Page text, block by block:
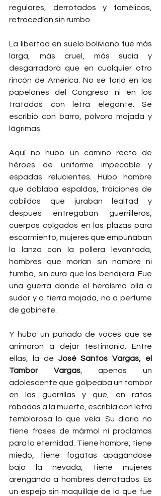
regulares, derrotados y famélicos,
retrocedían sin rumbo.
La libertad en suelo boliviano fue más
larga, más cruel, más sucia y
desgarradora que en cualquier otro
rincón de América. No se forjó en los
papelones del Congreso ni en los
tratados con letra elegante. Se
escribió con barro, pólvora mojada y
lágrimas.
Aquí no hubo un camino recto de
héroes de uniforme impecable y
espadas relucientes. Hubo hambre
que doblaba espaldas, traiciones de
cabildos que juraban lealtad y
después entregaban guerrilleros,
cuerpos colgados en las plazas para
escarmiento, mujeres que empuñaban
la lanza con la pollera levantada,
hombres que morían sin nombre ni
tumba, sin cura que los bendijera. Fue
una guerra donde el heroísmo olía a
sudor y a tierra mojada, no a perfume
de gabinete.
Y hubo un puñado de voces que se
animaron a dejar testimonio. Entre
ellas, la de José Santos Vargas, el
Tambor Vargas, apenas un
adolescente que golpeaba un tambor
en las guerrillas y que, en ratos
robados a la muerte, escribía con letra
temblorosa lo que veía. Su diario no
tiene frases de mármol ni proclamas
para la eternidad. Tiene hambre, tiene
miedo, tiene fogatas apagándose
bajo la nevada, tiene mujeres
arengando a hombres derrotados. Es
un espejo sin maquillaje de lo que fue